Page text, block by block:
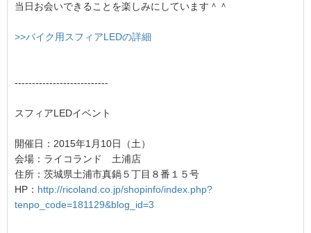
当日お会いできることを楽しみにしています＾＾
>>バイク用スフィアLEDの詳細
---------------------------
スフィアLEDイベント
開催日：2015年1月10日（土）
会場：ライコランド 土浦店
住所：茨城県土浦市真鍋５丁目８番１５号
HP： http://ricoland.co.jp/shopinfo/index.php?
tenpo_code=181129&blog_id=3